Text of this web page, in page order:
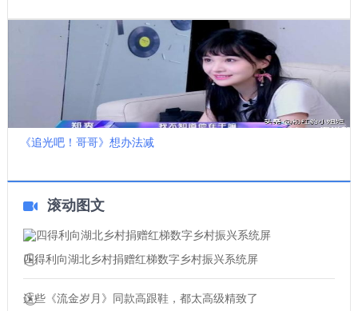
《追光吧！哥哥》想办法减
滚动图文
四得利向湖北乡村捐赠红梯数字乡村振兴系统屏
这些《流金岁月》同款高跟鞋，都太高级精致了